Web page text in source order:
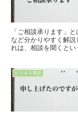
「ご相談承ります」
など分かりやすく解
れは、相談を聞くとい
ビジネス用語